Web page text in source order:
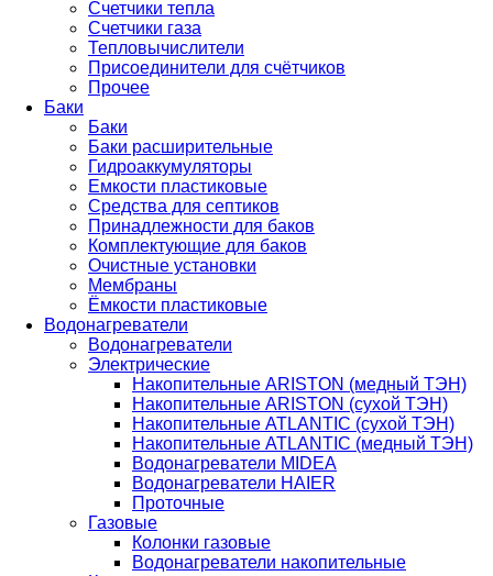
Счетчики тепла
Счетчики газа
Тепловычислители
Присоединители для счётчиков
Прочее
Баки
Баки
Баки расширительные
Гидроаккумуляторы
Емкости пластиковые
Средства для септиков
Принадлежности для баков
Комплектующие для баков
Очистные установки
Мембраны
Ёмкости пластиковые
Водонагреватели
Водонагреватели
Электрические
Накопительные ARISTON (медный ТЭН)
Накопительные ARISTON (сухой ТЭН)
Накопительные ATLANTIC (сухой ТЭН)
Накопительные ATLANTIC (медный ТЭН)
Водонагреватели MIDEA
Водонагреватели HAIER
Проточные
Газовые
Колонки газовые
Водонагреватели накопительные